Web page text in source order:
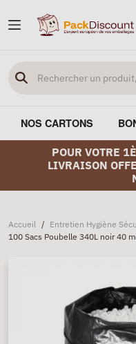
NOS CARTONS
POUR VOTRE
LIVRAISON
Accueil / Entretien Hygiène
100 Sacs Poubelle 340L noir 40 mi